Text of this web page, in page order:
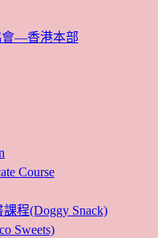
Course
程(Doggy Snack)
Sweets)